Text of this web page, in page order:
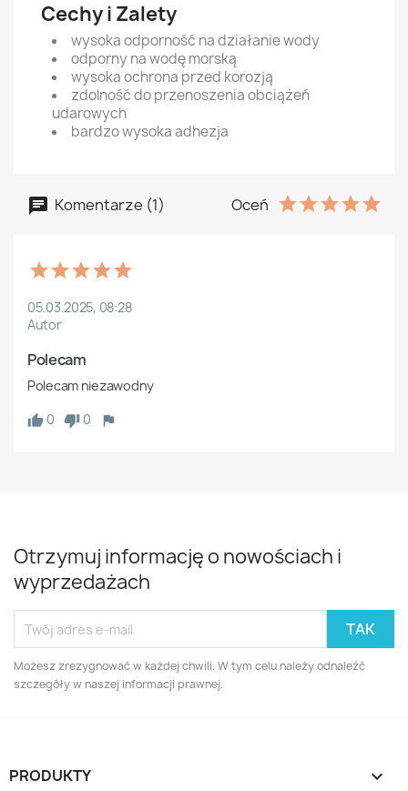
Cechy i Zalety
wysoka odporność na działanie wody
odporny na wodę morską
wysoka ochrona przed korozją
zdolność do przenoszenia obciążeń
udarowych
bardzo wysoka adhezja
Komentarze (1) Oceń
05.03.2025, 08:28
Autor
Polecam
Polecam niezawodny
0
0
Otrzymuj informację o nowościach i
wyprzedażach
Możesz zrezygnować w każdej chwili. W tym celu należy odnaleźć
szczegóły w naszej informacji prawnej.
PRODUKTY 